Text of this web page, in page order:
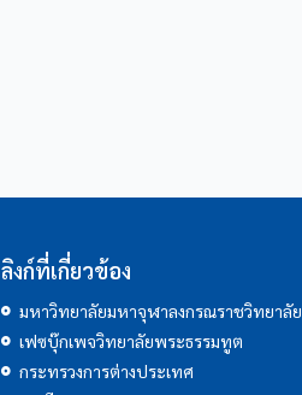
ลิงก์ที่เกี่ยวข้อง
มหาวิทยาลัยมหาจุฬาลงกรณราชวิทยาลัย
เฟซบุ๊กเพจวิทยาลัยพระธรรมทูต
กระทรวงการต่างประเทศ